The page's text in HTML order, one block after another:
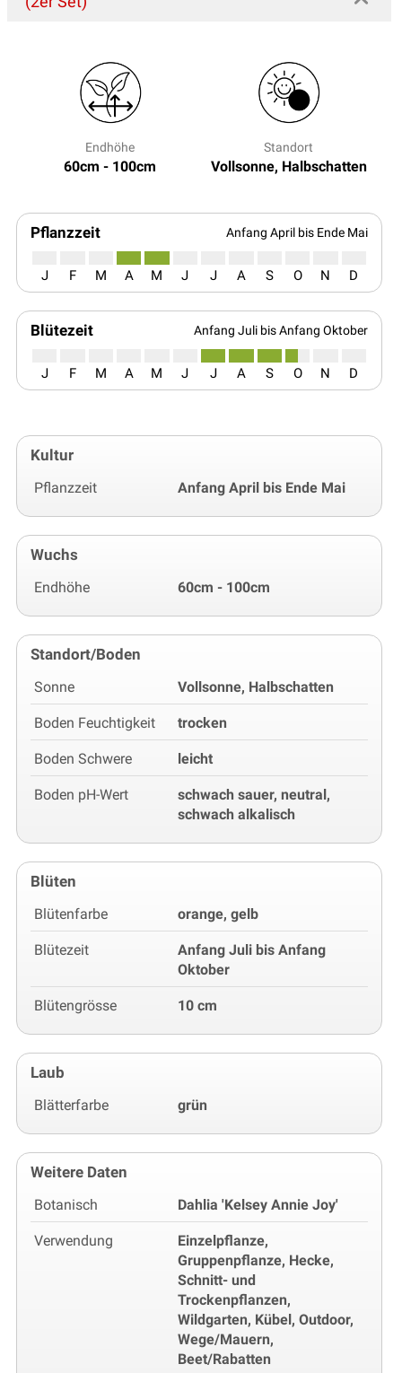
Endhöhe
60cm - 100cm
Standort
Vollsonne, Halbschatten
Pflanzzeit Anfang April bis Ende Mai
J F M A M J J A S O N D
Blütezeit Anfang Juli bis Anfang Oktober
J F M A M J J A S O N D
Kultur
Pflanzzeit Anfang April bis Ende Mai
Wuchs
Endhöhe 60cm - 100cm
Standort/Boden
Sonne Vollsonne, Halbschatten
Boden Feuchtigkeit trocken
Boden Schwere leicht
Boden pH-Wert
schwach sauer, neutral,
schwach alkalisch
Blüten
Blütenfarbe orange, gelb
Blütezeit
Anfang Juli bis Anfang
Oktober
Blütengrösse 10 cm
Laub
Blätterfarbe grün
Weitere Daten
Botanisch Dahlia 'Kelsey Annie Joy'
Verwendung
Einzelpflanze,
Gruppenpflanze, Hecke,
Schnitt- und
Trockenpflanzen,
Wildgarten, Kübel, Outdoor,
Wege/Mauern,
Beet/Rabatten